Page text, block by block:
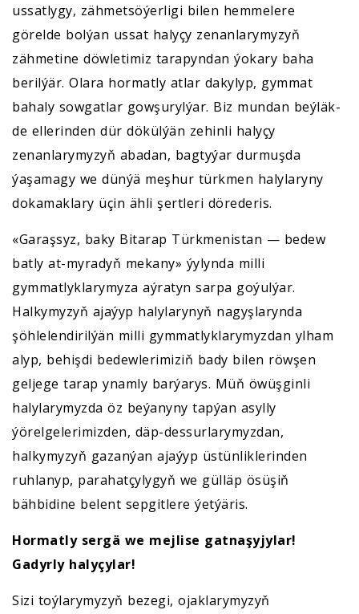
ussatlygy, zähmetsöýerligi bilen hemmelere
görelde bolýan ussat halyçy zenanlarymyzyň
zähmetine döwletimiz tarapyndan ýokary baha
berilýär. Olara hormatly atlar dakylyp, gymmat
bahaly sowgatlar gowşurylýar. Biz mundan beýläk-
de ellerinden dür dökülýän zehinli halyçy
zenanlarymyzyň abadan, bagtyýar durmuşda
ýaşamagy we dünýä meşhur türkmen halylaryny
dokamaklary üçin ähli şertleri dörederis.
«Garaşsyz, baky Bitarap Türkmenistan — bedew
batly at-myradyň mekany» ýylynda milli
gymmatlyklarymyza aýratyn sarpa goýulýar.
Halkymyzyň ajaýyp halylarynyň nagyşlarynda
şöhlelendirilýän milli gymmatlyklarymyzdan ylham
alyp, behişdi bedewlerimiziň bady bilen röwşen
geljege tarap ynamly barýarys. Müň öwüşginli
halylarymyzda öz beýanyny tapýan asylly
ýörelgelerimizden, däp-dessurlarymyzdan,
halkymyzyň gazanýan ajaýyp üstünliklerinden
ruhlanyp, parahatçylygyň we gülläp ösüşiň
bähbidine belent sepgitlere ýetýäris.
Hormatly sergä we mejlise gatnaşyjylar!
Gadyrly halyçylar!
Sizi toýlarymyzyň bezegi, ojaklarymyzyň